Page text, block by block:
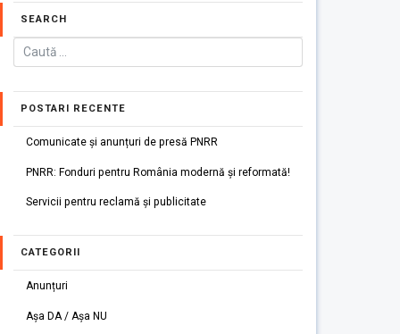
SEARCH
POSTARI RECENTE
Comunicate și anunțuri de presă PNRR
PNRR: Fonduri pentru România modernă și reformată!
Servicii pentru reclamă și publicitate
CATEGORII
Anunțuri
Așa DA / Așa NU